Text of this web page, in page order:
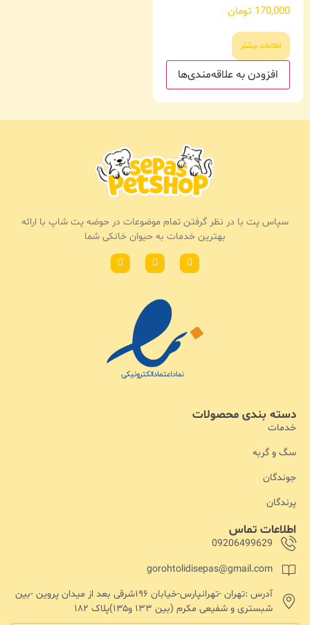
170,000 تومان
اطلاعات بیشتر
افزودن به علاقه‌مندی‌ها
اطلاعات تماس
09206499629
gorohtolidisepas@gmail.com
آدرس :تهران -تهرانپارس-خیابان ۱۹۶شرقی بعد از میدان پروین -بین
شبستری و شفیعی مکرم (بین ۱۳۳ و۱۳۵)پلاک ۱۸۲
دسته بندی محصولات
خدمات
سگ و گربه
جوندگان
پرندگان
سپاس پت با در نظر گرفتن تمام موضوعات در حوضه پت شاپ با ارائه
بهترین خدمات به حیوان خانکی شما